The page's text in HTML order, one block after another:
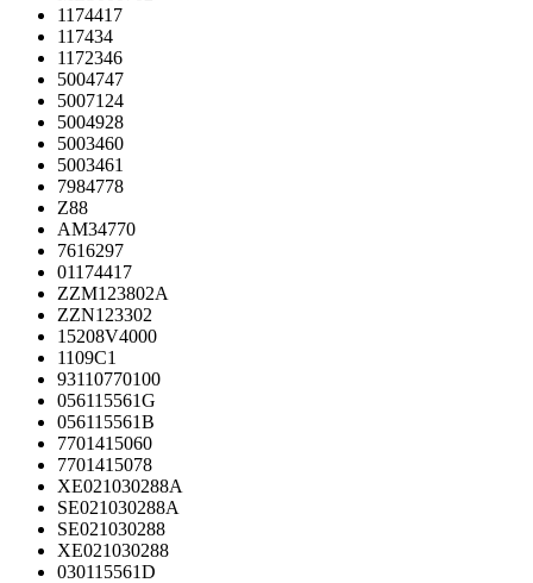
1174417
117434
1172346
5004747
5007124
5004928
5003460
5003461
7984778
Z88
AM34770
7616297
01174417
ZZM123802A
ZZN123302
15208V4000
1109C1
93110770100
056115561G
056115561B
7701415060
7701415078
XE021030288A
SE021030288A
SE021030288
XE021030288
030115561D